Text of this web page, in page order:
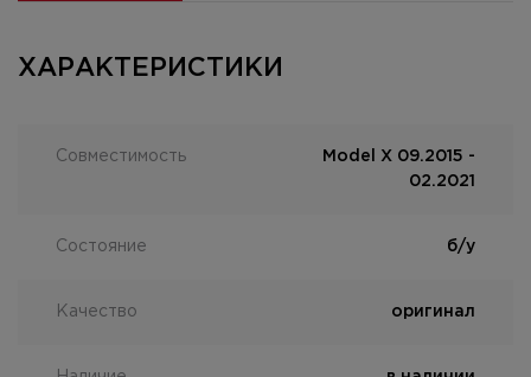
ХАРАКТЕРИСТИКИ
Совместимость
Model X 09.2015 -
02.2021
Состояние б/у
Качество оригинал